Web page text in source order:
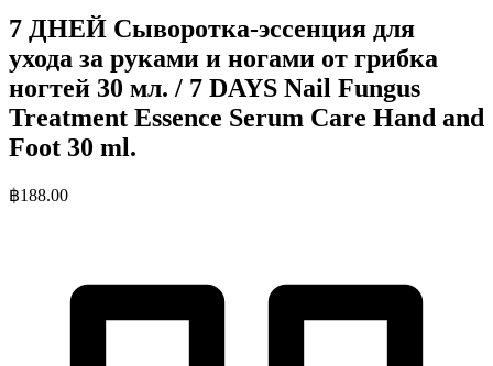
7 ДНЕЙ Сыворотка-эссенция для
ухода за руками и ногами от грибка
ногтей 30 мл. / 7 DAYS Nail Fungus
Treatment Essence Serum Care Hand and
Foot 30 ml.
฿188.00